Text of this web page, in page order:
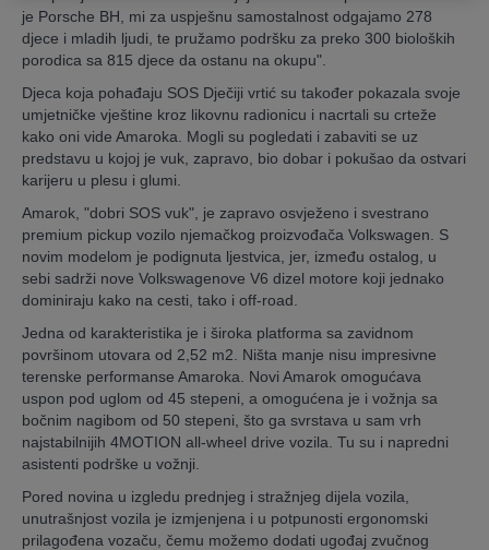
je Porsche BH, mi za uspješnu samostalnost odgajamo 278
djece i mladih ljudi, te pružamo podršku za preko 300 bioloških
porodica sa 815 djece da ostanu na okupu".
Djeca koja pohađaju SOS Dječiji vrtić su također pokazala svoje
umjetničke vještine kroz likovnu radionicu i nacrtali su crteže
kako oni vide Amaroka. Mogli su pogledati i zabaviti se uz
predstavu u kojoj je vuk, zapravo, bio dobar i pokušao da ostvari
karijeru u plesu i glumi.
Amarok, "dobri SOS vuk", je zapravo osvježeno i svestrano
premium pickup vozilo njemačkog proizvođača Volkswagen. S
novim modelom je podignuta ljestvica, jer, između ostalog, u
sebi sadrži nove Volkswagenove V6 dizel motore koji jednako
dominiraju kako na cesti, tako i off-road.
Jedna od karakteristika je i široka platforma sa zavidnom
površinom utovara od 2,52 m2. Ništa manje nisu impresivne
terenske performanse Amaroka. Novi Amarok omogućava
uspon pod uglom od 45 stepeni, a omogućena je i vožnja sa
bočnim nagibom od 50 stepeni, što ga svrstava u sam vrh
najstabilnijih 4MOTION all-wheel drive vozila. Tu su i napredni
asistenti podrške u vožnji.
Pored novina u izgledu prednjeg i stražnjeg dijela vozila,
unutrašnjost vozila je izmjenjena i u potpunosti ergonomski
prilagođena vozaču, čemu možemo dodati ugođaj zvučnog